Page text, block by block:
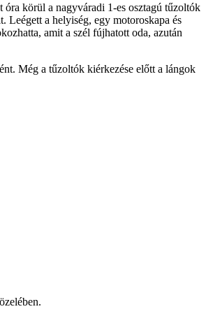
körül a nagyváradi 1-es osztagú tűzoltók
Leégett a helyiség, egy motoroskapa és
amit a szél fújhatott oda, azután
Még a tűzoltók kiérkezése előtt a lángok